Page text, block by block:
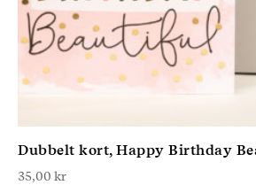
Dubbelt kort, Happy Birthday
35,00 kr